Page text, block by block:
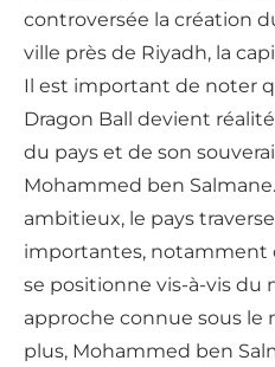
controversée la création
ville près de Riyadh, la
Il est important de noter
Dragon Ball devient
du pays et de son
Mohammed ben
ambitieux, le pays
importantes, notamment
se positionne vis-à-vis du
approche connue sous le
plus, Mohammed ben